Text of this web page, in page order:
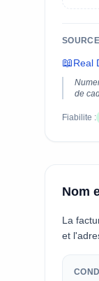
📖Real
de
Fiabilite :
Nom
La
et